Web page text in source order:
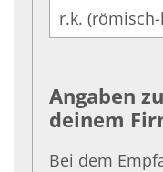
Angaben
deinem
Bei dem